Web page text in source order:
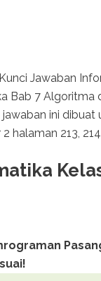
Jawaban
Bab 7 Algoritma
ini
halaman 213,